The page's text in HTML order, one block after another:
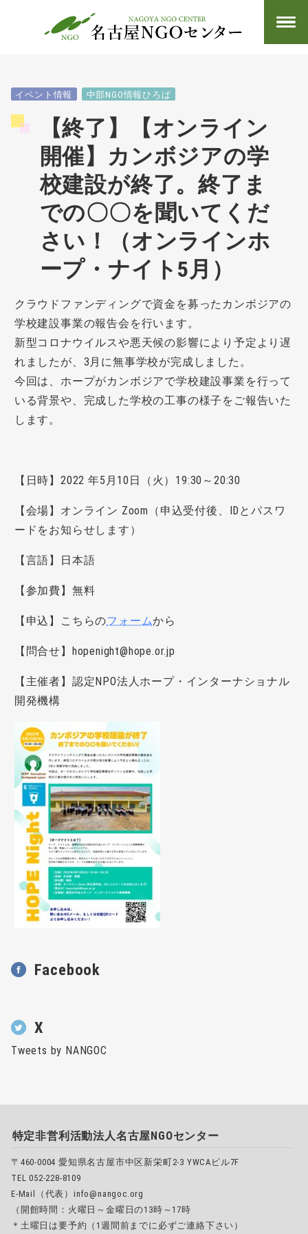
イベント情報 中部NGO情報ひろば
【終了】【オンライン
開催】カンボジアの学
校建設が終了。終了ま
での〇〇を聞いてくだ
さい！（オンラインホ
ープ・ナイト5月）
クラウドファンディングで資金を募ったカンボジアの
学校建設事業の報告会を行います。
新型コロナウイルスや悪天候の影響により予定より遅
れましたが、3月に無事学校が完成しました。
今回は、ホープがカンボジアで学校建設事業を行って
いる背景や、完成した学校の工事の様子をご報告いた
します。
【日時】2022 年5月10日（火）19:30～20:30
【会場】オンライン Zoom（申込受付後、IDとパスワ
ードをお知らせします）
【言語】日本語
【参加費】無料
【申込】こちらのフォームから
【問合せ】hopenight@hope.or.jp
【主催者】認定NPO法人ホープ・インターナショナル
開発機構
Facebook
X
Tweets by NANGOC
特定非営利活動法人名古屋NGOセンター
〒460-0004 愛知県名古屋市中区新栄町2-3 YWCAビル7F
TEL 052-228-8109
E-Mail（代表）info@nangoc.org
（開館時間：火曜日～金曜日の13時～17時
＊土曜日は要予約（1週間前までに必ずご連絡下さい）